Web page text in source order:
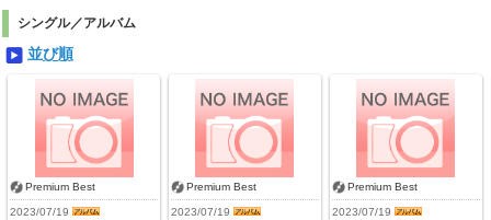
シングル／アルバム
並び順
Premium Best
2023/07/19
Premium Best
2023/07/19
Premium Best
2023/07/19